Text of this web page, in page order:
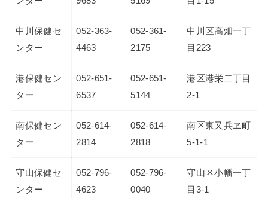
中川保健セ
ンター
052-363-
4463
052-361-
2175
中川区高畑一丁
目223
港保健セン
ター
052-651-
6537
052-651-
5144
港区港栄二丁目
2-1
南保健セン
ター
052-614-
2814
052-614-
2818
南区東又兵ヱ町
5-1-1
守山保健セ
ンター
052-796-
4623
052-796-
0040
守山区小幡一丁
目3-1